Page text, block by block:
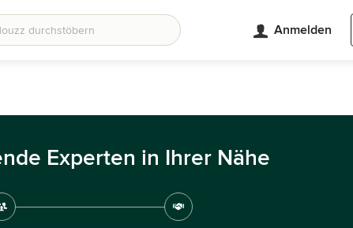
Anmelden
Experten in Ihrer Nähe